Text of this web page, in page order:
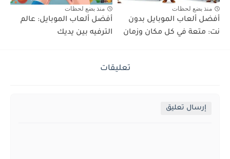
منذ بضع لحظات
أفضل ألعاب الموبايل بدون
نت: متعة في كل مكان وزمان
منذ بضع لحظات
أفضل ألعاب الموبايل: عالم
الترفيه بين يديك
تعليقات
إرسال تعليق